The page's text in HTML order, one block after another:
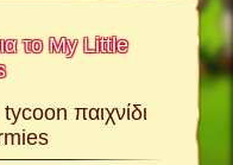
το My Little
παιχνίδι
Το My